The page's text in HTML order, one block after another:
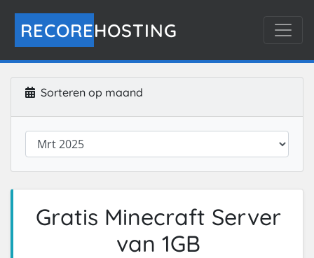
RECOREHOSTING
Sorteren op maand
Gratis Minecraft Server
van 1GB